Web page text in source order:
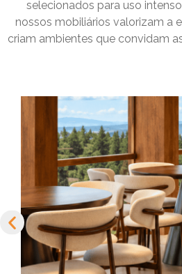
selecionados para uso
nossos mobiliários valorizam a
criam ambientes que convidam